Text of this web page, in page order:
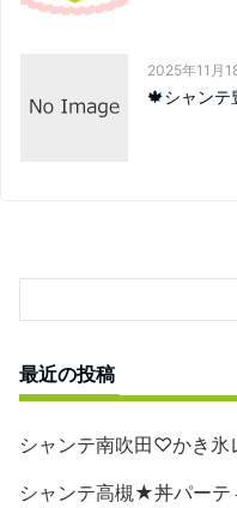
2025年11月
🍁シャンテ
最近の投稿
シャンテ南吹田♡かき氷
シャンテ高槻★丼パーテ